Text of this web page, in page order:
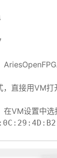
直接用VM打
在VM设置中